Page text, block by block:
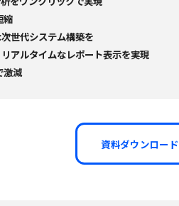
縮
世代システム構築を
アルタイムなレポート表示を実現
激減
資料ダウンロード